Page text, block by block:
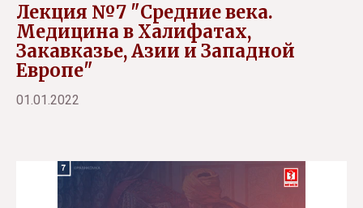
Лекция №7 "Средние века.
Медицина в Халифатах,
Закавказье, Азии и Западной
Европе"
01.01.2022